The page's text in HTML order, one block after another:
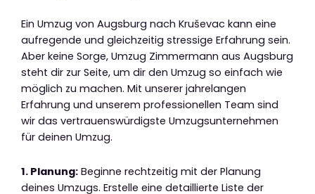
Ein Umzug von Augsburg nach Kruševac kann eine
aufregende und gleichzeitig stressige Erfahrung sein.
Aber keine Sorge, Umzug Zimmermann aus Augsburg
steht dir zur Seite, um dir den Umzug so einfach wie
möglich zu machen. Mit unserer jahrelangen
Erfahrung und unserem professionellen Team sind
wir das vertrauenswürdigste Umzugsunternehmen
für deinen Umzug.
1. Planung: Beginne rechtzeitig mit der Planung
deines Umzugs. Erstelle eine detaillierte Liste der